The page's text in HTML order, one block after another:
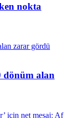
nokta
dönüm alan